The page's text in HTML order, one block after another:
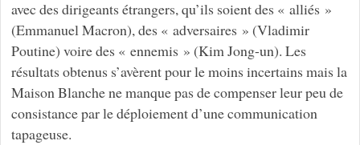
avec des dirigeants étrangers, qu’ils soient des « alliés »
(Emmanuel Macron), des « adversaires » (Vladimir
Poutine) voire des « ennemis » (Kim Jong-un). Les
résultats obtenus s’avèrent pour le moins incertains mais la
Maison Blanche ne manque pas de compenser leur peu de
consistance par le déploiement d’une communication
tapageuse.